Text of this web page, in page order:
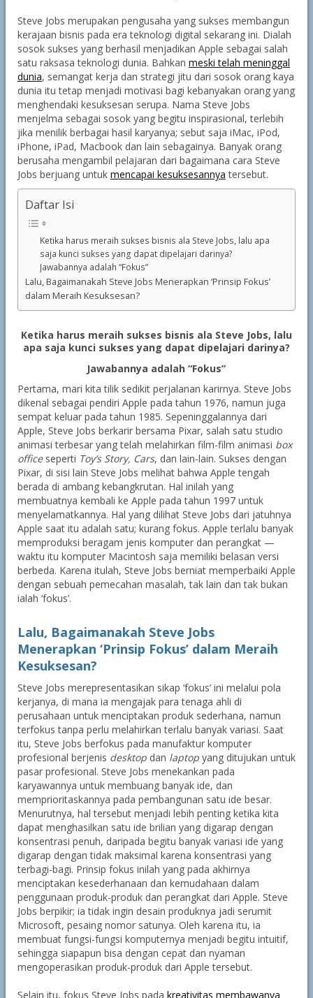
Steve Jobs merupakan pengusaha yang sukses membangun
kerajaan bisnis pada era teknologi digital sekarang ini. Dialah
sosok sukses yang berhasil menjadikan Apple sebagai salah
satu raksasa teknologi dunia. Bahkan meski telah meninggal
dunia, semangat kerja dan strategi jitu dari sosok orang kaya
dunia itu tetap menjadi motivasi bagi kebanyakan orang yang
menghendaki kesuksesan serupa. Nama Steve Jobs
menjelma sebagai sosok yang begitu inspirasional, terlebih
jika menilik berbagai hasil karyanya; sebut saja iMac, iPod,
iPhone, iPad, Macbook dan lain sebagainya. Banyak orang
berusaha mengambil pelajaran dari bagaimana cara Steve
Jobs berjuang untuk mencapai kesuksesannya tersebut.
Daftar Isi
Ketika harus meraih sukses bisnis ala Steve Jobs, lalu apa
saja kunci sukses yang dapat dipelajari darinya?
Jawabannya adalah “Fokus”
Lalu, Bagaimanakah Steve Jobs Menerapkan ‘Prinsip Fokus’
dalam Meraih Kesuksesan?
Ketika harus meraih sukses bisnis ala Steve Jobs, lalu
apa saja kunci sukses yang dapat dipelajari darinya?
Jawabannya adalah “Fokus”
Pertama, mari kita tilik sedikit perjalanan karirnya. Steve Jobs
dikenal sebagai pendiri Apple pada tahun 1976, namun juga
sempat keluar pada tahun 1985. Sepeninggalannya dari
Apple, Steve Jobs berkarir bersama Pixar, salah satu studio
animasi terbesar yang telah melahirkan film-film animasi box
officeseperti Toy’s Story, Cars, dan lain-lain. Sukses dengan
Pixar, di sisi lain Steve Jobs melihat bahwa Apple tengah
berada di ambang kebangkrutan. Hal inilah yang
membuatnya kembali ke Apple pada tahun 1997 untuk
menyelamatkannya. Hal yang dilihat Steve Jobs dari jatuhnya
Apple saat itu adalah satu; kurang fokus. Apple terlalu banyak
memproduksi beragam jenis komputer dan perangkat —
waktu itu komputer Macintosh saja memiliki belasan versi
berbeda. Karena itulah, Steve Jobs berniat memperbaiki Apple
dengan sebuah pemecahan masalah, tak lain dan tak bukan
ialah ‘fokus’.
Lalu, Bagaimanakah Steve Jobs
Menerapkan ‘Prinsip Fokus’ dalam Meraih
Kesuksesan?
Steve Jobs merepresentasikan sikap ‘fokus’ ini melalui pola
kerjanya, di mana ia mengajak para tenaga ahli di
perusahaan untuk menciptakan produk sederhana, namun
terfokus tanpa perlu melahirkan terlalu banyak variasi. Saat
itu, Steve Jobs berfokus pada manufaktur komputer
profesional berjenis desktopdan laptopyang ditujukan untuk
pasar profesional. Steve Jobs menekankan pada
karyawannya untuk membuang banyak ide, dan
memprioritaskannya pada pembangunan satu ide besar.
Menurutnya, hal tersebut menjadi lebih penting ketika kita
dapat menghasilkan satu ide brilian yang digarap dengan
konsentrasi penuh, daripada begitu banyak variasi ide yang
digarap dengan tidak maksimal karena konsentrasi yang
terbagi-bagi. Prinsip fokus inilah yang pada akhirnya
menciptakan kesederhanaan dan kemudahaan dalam
penggunaan produk-produk dan perangkat dari Apple. Steve
Jobs berpikir; ia tidak ingin desain produknya jadi serumit
Microsoft, pesaing nomor satunya. Oleh karena itu, ia
membuat fungsi-fungsi komputernya menjadi begitu intuitif,
sehingga siapapun bisa dengan cepat dan nyaman
mengoperasikan produk-produk dari Apple tersebut.
Selain itu, fokus Steve Jobs pada kreativitas membawanya